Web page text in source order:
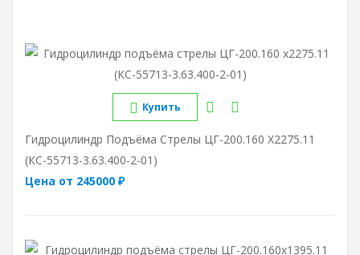
Купить
Гидроцилиндр Подъёма Стрелы ЦГ-200.160 Х2275.11
(КС-55713-3.63.400-2-01)
Цена от 245000 ₽